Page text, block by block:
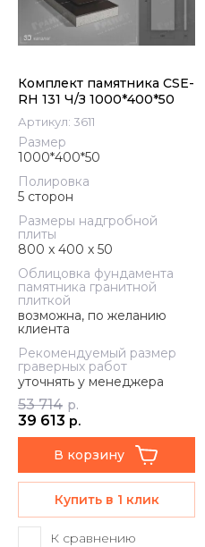
Комплект памятника CSE-
RH 131 Ч/З 1000*400*50
Артикул: 3611
Размер
1000*400*50
Полировка
5 сторон
Размеры надгробной
плиты
800 x 400 x 50
Облицовка фундамента
памятника гранитной
плиткой
возможна, по желанию
клиента
Рекомендуемый размер
граверных работ
уточнять у менеджера
53 714 р.
39 613 р.
В корзину
Купить в 1 клик
К сравнению